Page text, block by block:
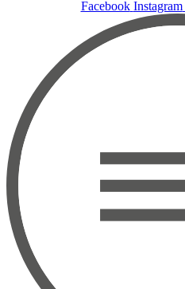
Facebook Instagram